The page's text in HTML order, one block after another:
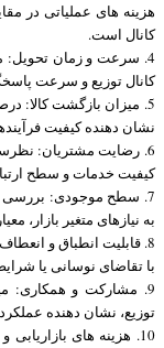
هزینه های عملیاتی در
کانال است.
4. سرعت و زمان تحویل:
کانال توزیع و سرعت
5. میزان بازگشت کالا:
نشان دهنده کیفیت
6. رضایت مشتریان:
کیفیت خدمات و سطح
7. سطح موجودی: بررسی
به نیازهای متغیر
8. قابلیت انطباق و
با تقاضای نوسانی یا
9. مشارکت و همکاری:
توزیع، نشان دهنده
10. هزینه های